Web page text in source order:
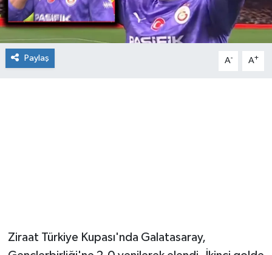
Paylaş A- A+
Ziraat Türkiye Kupası'nda Galatasaray,